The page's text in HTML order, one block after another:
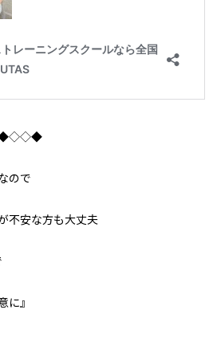
ので
不安な方も大丈夫
に』